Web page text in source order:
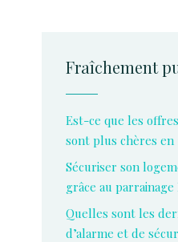
Fraîchement
Est-ce que les
sont plus chères en
Sécuriser son
grâce au parrainage
Quelles sont les
d’alarme et de